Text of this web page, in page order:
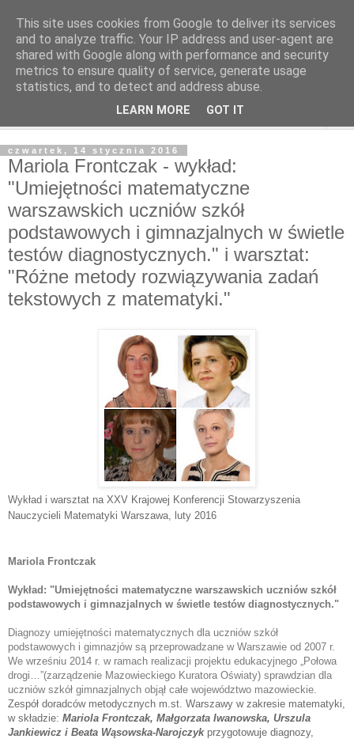
czwartek, 14 stycznia 2016
Mariola Frontczak - wykład:
"Umiejętności matematyczne
warszawskich uczniów szkół
podstawowych i gimnazjalnych w świetle
testów diagnostycznych." i warsztat:
"Różne metody rozwiązywania zadań
tekstowych z matematyki."
Wykład i warsztat na XXV Krajowej Konferencji Stowarzyszenia
Nauczycieli Matematyki Warszawa , luty 2016
Mariola Frontczak
Wykład: "Umiejętności matematyczne warszawskich uczniów szkół
podstawowych i gimnazjalnych w świetle testów diagnostycznych."
Diagnozy umiejętności matematycznych dla uczniów szkół
podstawowych i gimnazjów są przeprowadzane w Warszawie od 2007 r.
We wrześniu 2014 r. w ramach realizacji projektu edukacyjnego „Połowa
drogi…”(zarządzenie Mazowieckiego Kuratora Oświaty) sprawdzian dla
uczniów szkół gimnazjalnych objął całe województwo mazowieckie.
Zespół doradców metodycznych m.st. Warszawy w zakresie matematyki,
w składzie: Mariola Frontczak, Małgorzata Iwanowska, Urszula
Jankiewicz i Beata Wąsowska-Narojczyk przygotowuje diagnozy,
This site uses cookies from Google to deliver its services
and to analyze traffic. Your IP address and user-agent are
shared with Google along with performance and security
metrics to ensure quality of service, generate usage
statistics, and to detect and address abuse.
LEARN MORE GOT IT